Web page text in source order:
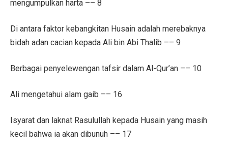
mengumpulkan harta –– 8
Di antara faktor kebangkitan Husain adalah merebaknya
bidah adan cacian kepada Ali bin Abi Thalib –– 9
Berbagai penyelewengan tafsir dalam Al-Qur’an –– 10
Ali mengetahui alam gaib –– 16
Isyarat dan laknat Rasulullah kepada Husain yang masih
kecil bahwa ia akan dibunuh –– 17